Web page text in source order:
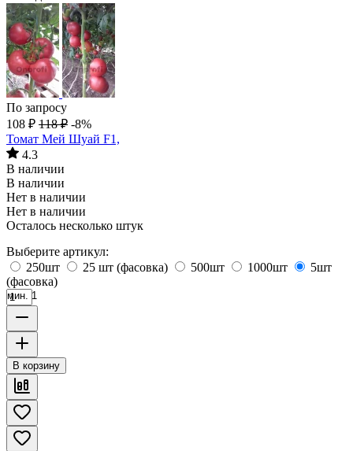
По запросу
108 ₽ 118 ₽ -8%
Томат Мей Шуай F1,
4.3
В наличии
В наличии
Нет в наличии
Нет в наличии
Осталось несколько штук
Выберите артикул:
250шт
25 шт (фасовка) 500шт 1000шт
5шт
(фасовка)
мин. 1
В корзину